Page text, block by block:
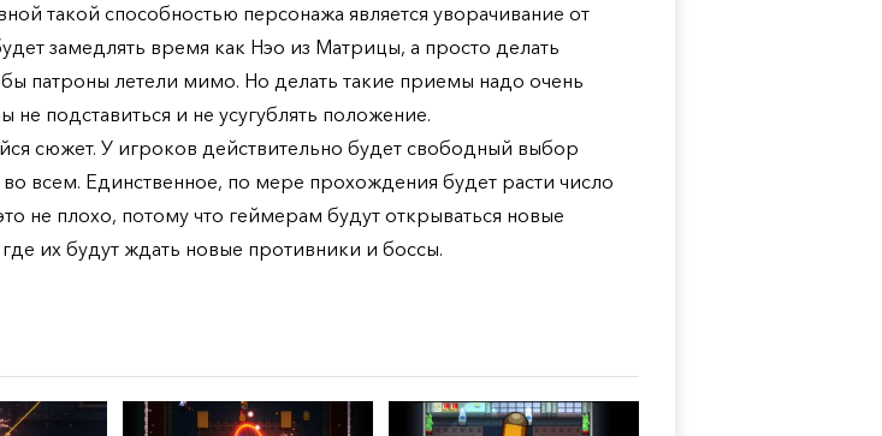
такой способностью персонажа является уворачивание от
замедлять время как Нэо из Матрицы, а просто делать
патроны летели мимо. Но делать такие приемы надо очень
не подставиться и не усугублять положение.
сюжет. У игроков действительно будет свободный выбор
во всем. Единственное, по мере прохождения будет расти число
не плохо, потому что геймерам будут открываться новые
их будут ждать новые противники и боссы.